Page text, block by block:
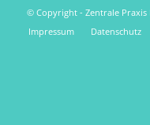
© Copyright - Zentrale Praxis
Impressum
Datenschutz